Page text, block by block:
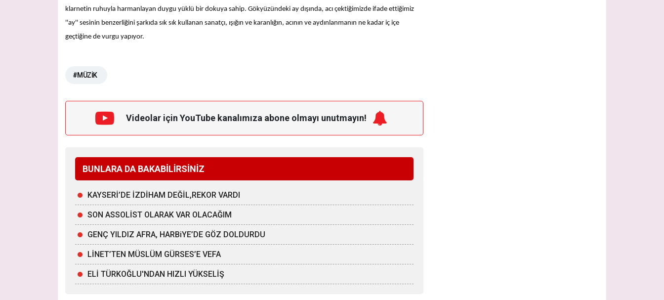
klarnetin ruhuyla harmanlayan duygu yüklü bir dokuya sahip. Gökyüzündeki ay dışında, acı çektiğimizde ifade ettiğimiz
''ay'' sesinin benzerliğini şarkıda sık sık kullanan sanatçı, ışığın ve karanlığın, acının ve aydınlanmanın ne kadar iç içe
geçtiğine de vurgu yapıyor.
#MÜZİK
Videolar için YouTube kanalımıza abone olmayı unutmayın!
BUNLARA DA BAKABİLİRSİNİZ
KAYSERİ’DE İZDİHAM DEĞİL,REKOR VARDI
SON ASSOLİST OLARAK VAR OLACAĞIM
GENÇ YILDIZ AFRA, HARBiYE’DE GÖZ DOLDURDU
LİNET’TEN MÜSLÜM GÜRSES’E VEFA
ELİ TÜRKOĞLU'NDAN HIZLI YÜKSELİŞ